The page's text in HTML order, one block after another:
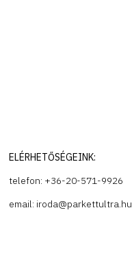
ELÉRHETŐSÉGEINK:
telefon: +36-20-571-9926
email: iroda@parkettultra.hu